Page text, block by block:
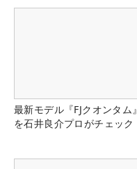
最新モデル『FJクオンタム』
を石井良介プロがチェック